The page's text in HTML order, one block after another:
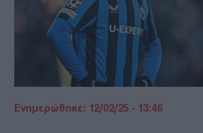
Ενημερώθηκε: 12/02/25 - 13:46